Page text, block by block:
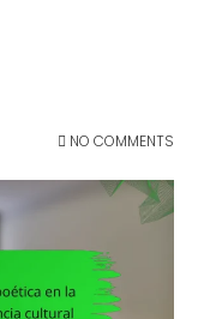
NO COMMENTS